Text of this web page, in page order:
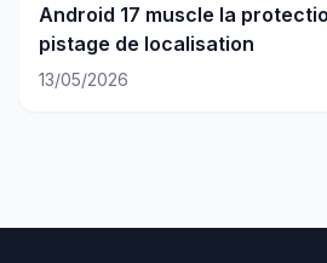
Android 17 muscle la
pistage de localisation
13/05/2026